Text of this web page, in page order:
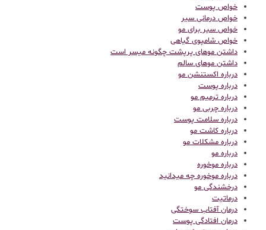
خواص پوست
خواص درمانی سیر
خواص سیر برای مو
خواص شامپوی گیاهی
داشتن موهای پرپشت چگونه میسر است
داشتن موهای سالم
درباره اکستنشن مو
درباره پوست
درباره ترمیم مو
درباره چربی مو
درباره سلامت پوست
درباره کاشت مو
درباره مشکلات مو
درباره مو
درباره موخوره
درباره موخوره چه میدانید
درخشندگی مو
درماتیت
درمان آفتاب سوختگی
درمان افتادگی پوست